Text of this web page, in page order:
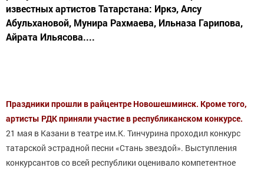
известных артистов Татарстана: Иркэ, Алсу
Абульхановой, Мунира Рахмаева, Ильназа Гарипова,
Айрата Ильясова....
Праздники прошли в райцентре Новошешминск. Кроме того,
артисты РДК приняли участие в республиканском конкурсе.
21 мая в Казани в театре им.К. Тинчурина проходил конкурс
татарской эстрадной песни «Стань звездой». Выступления
конкурсантов со всей республики оценивало компетентное